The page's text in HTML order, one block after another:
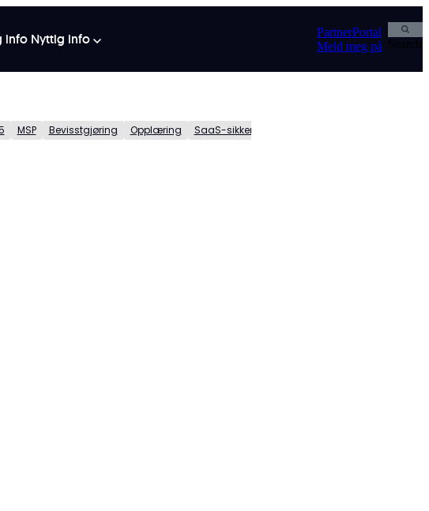
info Nyttig info
PartnerPortal
Meld meg på Search
MSP Bevisstgjøring Opplæring
SaaS-sikkerhet